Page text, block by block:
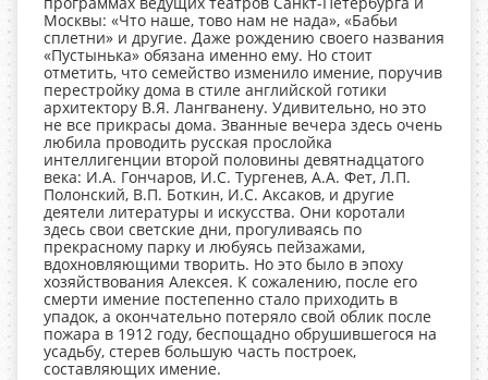
Москвы: «Что наше, тово нам не нада», «Бабьи
сплетни» и другие. Даже рождению своего названия
«Пустынька» обязана именно ему. Но стоит
отметить, что семейство изменило имение, поручив
перестройку дома в стиле английской готики
архитектору В.Я. Лангванену. Удивительно, но это
не все прикрасы дома. Званные вечера здесь очень
любила проводить русская прослойка
интеллигенции второй половины девятнадцатого
века: И.А. Гончаров, И.С. Тургенев, А.А. Фет, Л.П.
Полонский, В.П. Боткин, И.С. Аксаков, и другие
деятели литературы и искусства. Они коротали
здесь свои светские дни, прогуливаясь по
прекрасному парку и любуясь пейзажами,
вдохновляющими творить. Но это было в эпоху
хозяйствования Алексея. К сожалению, после его
смерти имение постепенно стало приходить в
упадок, a окончательно потеряло свой облик после
пожара в 1912 году, беспощадно обрушившегося на
усадьбу, стерев большую часть построек,
составляющих имение.